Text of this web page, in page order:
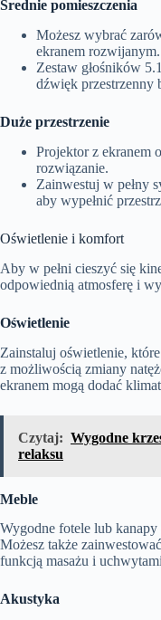
Średnie pomieszczenia
Możesz wybrać
ekranem rozwijanym.
Zestaw głośników
dźwięk przestrzenny
Duże przestrzenie
Projektor z ekranem
rozwiązanie.
Zainwestuj w pełny
aby wypełnić
Oświetlenie i komfort
Aby w pełni cieszyć się
odpowiednią atmosferę i
Oświetlenie
Zainstaluj oświetlenie,
z możliwością zmiany
ekranem mogą dodać
Czytaj: Wygodne
relaksu
Meble
Wygodne fotele lub kanapy
Możesz także
funkcją masażu i
Akustyka